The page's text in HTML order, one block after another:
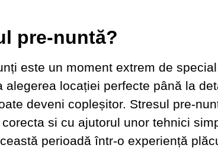
pre-nuntă?
este un moment extrem de
alegerea locației perfecte până la
deveni copleșitor. Stresul pre-
si cu ajutorul unor tehnici
perioadă într-o experiență